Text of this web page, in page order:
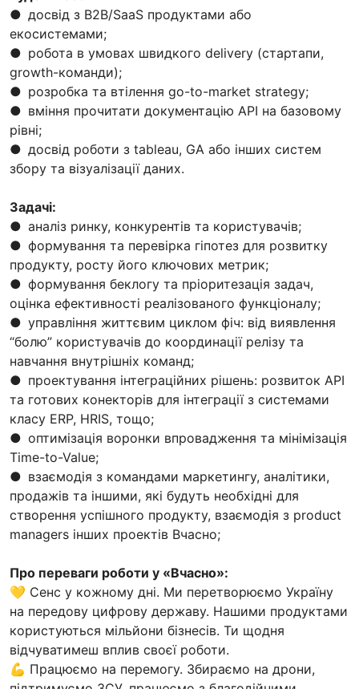
● досвід з B2B/SaaS продуктами або
екосистемами;
● робота в умовах швидкого delivery (стартапи,
growth-команди);
● розробка та втілення go-to-market strategy;
● вміння прочитати документацію API на базовому
рівні;
● досвід роботи з tableau, GA або інших систем
збору та візуалізації даних.
Задачі:
● аналіз ринку, конкурентів та користувачів;
● формування та перевірка гіпотез для розвитку
продукту, росту його ключових метрик;
● формування беклогу та пріоритезація задач,
оцінка ефективності реалізованого функціоналу;
● управління життєвим циклом фіч: від виявлення
“болю” користувачів до координації релізу та
навчання внутрішніх команд;
● проектування інтеграційних рішень: розвиток API
та готових конекторів для інтеграції з системами
класу ERP, HRIS, тощо;
● оптимізація воронки впровадження та мінімізація
Time-to-Value;
● взаємодія з командами маркетингу, аналітики,
продажів та іншими, які будуть необхідні для
створення успішного продукту, взаємодія з product
managers інших проектів Вчасно;
Про переваги роботи у «Вчасно»:
💛 Сенс у кожному дні. Ми перетворюємо Україну
на передову цифрову державу. Нашими продуктами
користуються мільйони бізнесів. Ти щодня
відчуватимеш вплив своєї роботи.
💪 Працюємо на перемогу. Збираємо на дрони,